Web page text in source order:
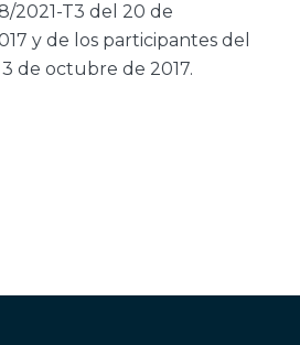
2021-T3 del 20 de
y de los participantes del
de octubre de 2017.